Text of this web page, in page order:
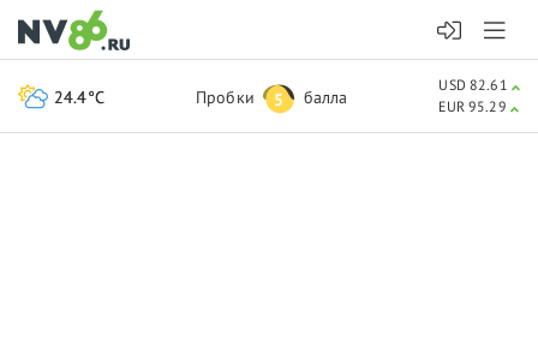
24.4°C Пробки 5 балла
USD 82.61
EUR 95.29